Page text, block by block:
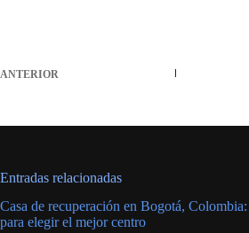
ANTERIOR
Entradas relacionadas
Casa de recuperación en Bogotá,
para elegir el mejor centro